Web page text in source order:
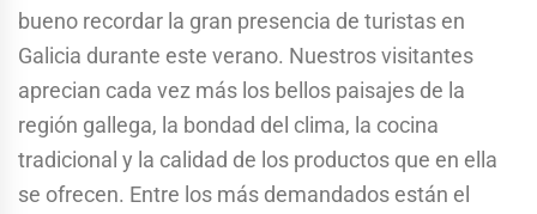
bueno recordar la gran presencia de turistas en
Galicia durante este verano. Nuestros visitantes
aprecian cada vez más los bellos paisajes de la
región gallega, la bondad del clima, la cocina
tradicional y la calidad de los productos que en ella
se ofrecen. Entre los más demandados están el